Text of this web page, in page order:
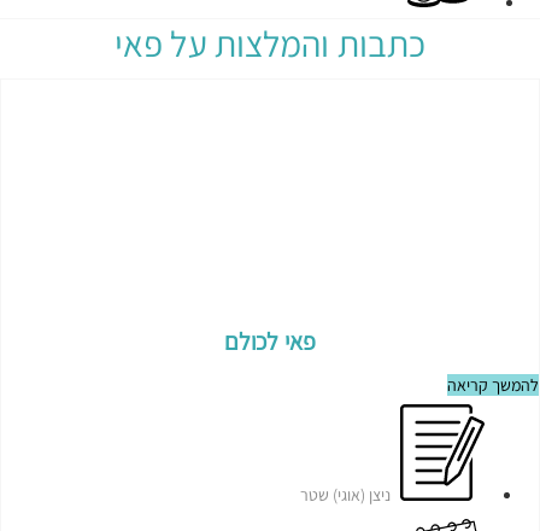
כתבות והמלצות על פאי
פאי לכולם
להמשך קריאה
ניצן (אוגי) שטר